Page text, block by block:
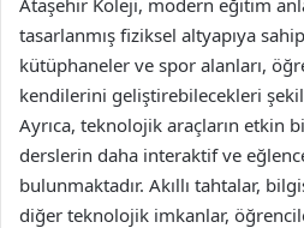
tasarlanmış fiziksel altyapıya
kütüphaneler ve spor alanları,
kendilerini geliştirebilecekleri
Ayrıca, teknolojik araçların etkin
derslerin daha interaktif ve
bulunmaktadır. Akıllı tahtalar,
diğer teknolojik imkanlar,